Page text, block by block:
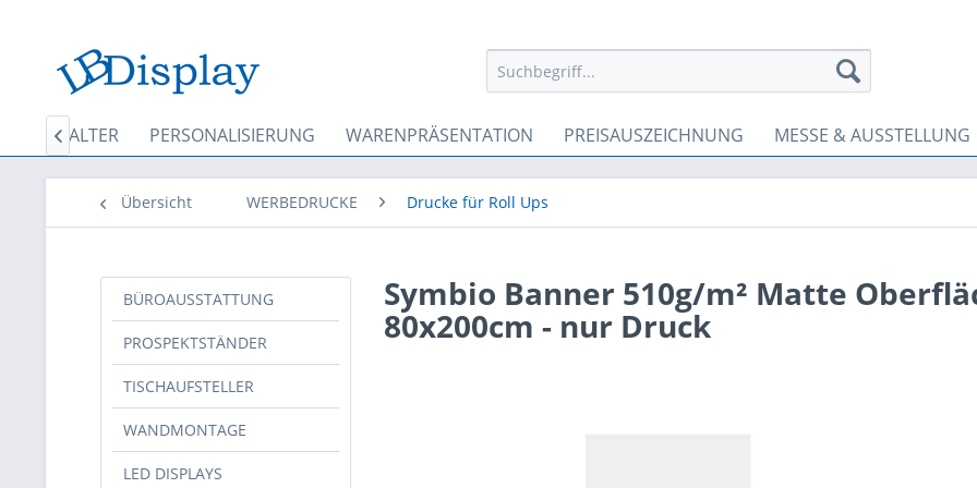
PERSONALISIERUNG WARENPRÄSENTATION PREISAUSZEICHNUNG MESSE & AUSSTELLUNG

Übersicht WERBEDRUCKE Drucke für Roll Ups
BÜROAUSSTATTUNG
PROSPEKTSTÄNDER
TISCHAUFSTELLER
WANDMONTAGE
LED DISPLAYS
Symbio Banner 510g/m² Matte
80x200cm - nur Druck